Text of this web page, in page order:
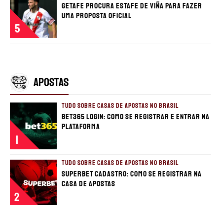
5
Getafe procura estafe de Viña para fazer
uma proposta oficial
APOSTAS
1
TUDO SOBRE CASAS DE APOSTAS NO BRASIL
bet365 login: como se registrar e entrar na
plataforma
2
TUDO SOBRE CASAS DE APOSTAS NO BRASIL
Superbet cadastro: Como se registrar na
casa de apostas